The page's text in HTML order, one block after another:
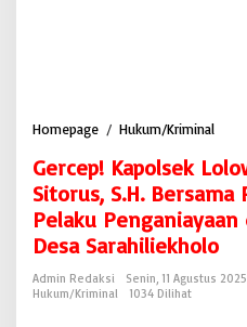
Homepage / Hukum/Kriminal
r
c
e
p
!
a
Gercep! Kapolsek
Sitorus, S.H.
Pelaku
Desa Sarahiliekholo
Admin Redaksi
Senin, 11 Agustus 2025
Hukum/Kriminal
1034 Dilihat